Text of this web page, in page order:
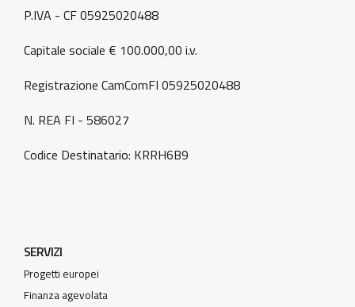
P.IVA - CF 05925020488
Capitale sociale € 100.000,00 i.v.
Registrazione CamComFI 05925020488
N. REA FI - 586027
Codice Destinatario: KRRH6B9
SERVIZI
Progetti europei
Finanza agevolata